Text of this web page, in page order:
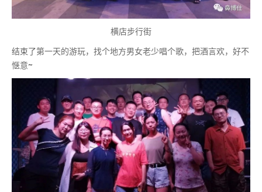
横店步行街
结束了第一天的游玩，找个地方男女老少唱个歌，把酒言欢，好不
惬意~